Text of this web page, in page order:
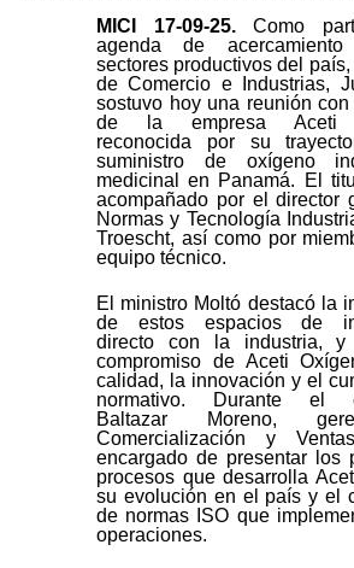
MICI 17-09-25.Como
agenda de
sectores productivos del
de Comercio e Industrias,
sostuvo hoy una reunión
de la empresa Aceti
reconocida por su
suministro de oxígeno
medicinal en Panamá. El
acompañado por el director
Normas y Tecnología
Troescht, así como por
equipo técnico.
El ministro Moltó destacó la
de estos espacios de
directo con la industria, y
compromiso de Aceti
calidad, la innovación y el
normativo. Durante el
Baltazar Moreno,
Comercialización y
encargado de presentar los
procesos que desarrolla
su evolución en el país y el
de normas ISO que
operaciones.